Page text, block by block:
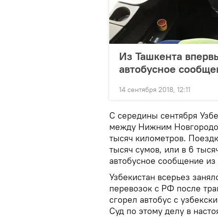
Из Ташкента
автобусное
14 сентября 2018, 12:11
С середины сентября
между Нижним
тысяч километров.
тысяч сумов, или в 6
автобусное сообщение
Узбекистан всерьез
перевозок с РФ после
сгорел автобус с
Суд по этому делу в